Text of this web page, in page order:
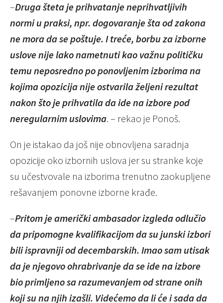
–Druga šteta je prihvatanje neprihvatljivih
normi u praksi, npr. dogovaranje šta od zakona
ne mora da se poštuje. I treće, borbu za izborne
uslove nije lako nametnuti kao važnu političku
temu neposredno po ponovljenim izborima na
kojima opozicija nije ostvarila željeni rezultat
nakon što je prihvatila da ide na izbore pod
neregularnim uslovima. – rekao je Ponoš.
On je istakao da još nije obnovljena saradnja
opozicije oko izbornih uslova jer su stranke koje
su učestvovale na izborima trenutno zaokupljene
rešavanjem ponovne izborne krađe.
–Pritom je američki ambasador izgleda odlučio
da pripomogne kvalifikacijom da su junski izbori
bili ispravniji od decembarskih. Imao sam utisak
da je njegovo ohrabrivanje da se ide na izbore
bio primljeno sa razumevanjem od strane onih
koji su na njih izašli. Videćemo da li će i sada da